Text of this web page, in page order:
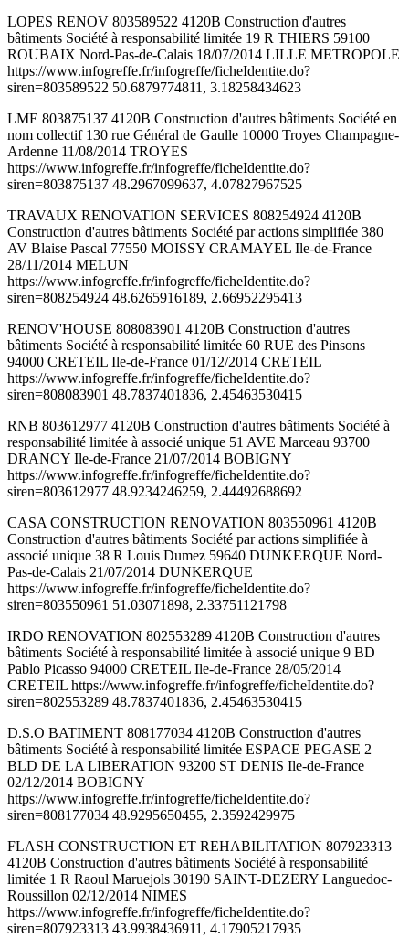
LOPES RENOV 803589522 4120B Construction d'autres
bâtiments Société à responsabilité limitée 19 R THIERS 59100
ROUBAIX Nord-Pas-de-Calais 18/07/2014 LILLE METROPOLE
https://www.infogreffe.fr/infogreffe/ficheIdentite.do?
siren=803589522 50.6879774811, 3.18258434623
LME 803875137 4120B Construction d'autres bâtiments Société en
nom collectif 130 rue Général de Gaulle 10000 Troyes Champagne-
Ardenne 11/08/2014 TROYES
https://www.infogreffe.fr/infogreffe/ficheIdentite.do?
siren=803875137 48.2967099637, 4.07827967525
TRAVAUX RENOVATION SERVICES 808254924 4120B
Construction d'autres bâtiments Société par actions simplifiée 380
AV Blaise Pascal 77550 MOISSY CRAMAYEL Ile-de-France
28/11/2014 MELUN
https://www.infogreffe.fr/infogreffe/ficheIdentite.do?
siren=808254924 48.6265916189, 2.66952295413
RENOV'HOUSE 808083901 4120B Construction d'autres
bâtiments Société à responsabilité limitée 60 RUE des Pinsons
94000 CRETEIL Ile-de-France 01/12/2014 CRETEIL
https://www.infogreffe.fr/infogreffe/ficheIdentite.do?
siren=808083901 48.7837401836, 2.45463530415
RNB 803612977 4120B Construction d'autres bâtiments Société à
responsabilité limitée à associé unique 51 AVE Marceau 93700
DRANCY Ile-de-France 21/07/2014 BOBIGNY
https://www.infogreffe.fr/infogreffe/ficheIdentite.do?
siren=803612977 48.9234246259, 2.44492688692
CASA CONSTRUCTION RENOVATION 803550961 4120B
Construction d'autres bâtiments Société par actions simplifiée à
associé unique 38 R Louis Dumez 59640 DUNKERQUE Nord-
Pas-de-Calais 21/07/2014 DUNKERQUE
https://www.infogreffe.fr/infogreffe/ficheIdentite.do?
siren=803550961 51.03071898, 2.33751121798
IRDO RENOVATION 802553289 4120B Construction d'autres
bâtiments Société à responsabilité limitée à associé unique 9 BD
Pablo Picasso 94000 CRETEIL Ile-de-France 28/05/2014
CRETEIL https://www.infogreffe.fr/infogreffe/ficheIdentite.do?
siren=802553289 48.7837401836, 2.45463530415
D.S.O BATIMENT 808177034 4120B Construction d'autres
bâtiments Société à responsabilité limitée ESPACE PEGASE 2
BLD DE LA LIBERATION 93200 ST DENIS Ile-de-France
02/12/2014 BOBIGNY
https://www.infogreffe.fr/infogreffe/ficheIdentite.do?
siren=808177034 48.9295650455, 2.3592429975
FLASH CONSTRUCTION ET REHABILITATION 807923313
4120B Construction d'autres bâtiments Société à responsabilité
limitée 1 R Raoul Maruejols 30190 SAINT-DEZERY Languedoc-
Roussillon 02/12/2014 NIMES
https://www.infogreffe.fr/infogreffe/ficheIdentite.do?
siren=807923313 43.9938436911, 4.17905217935